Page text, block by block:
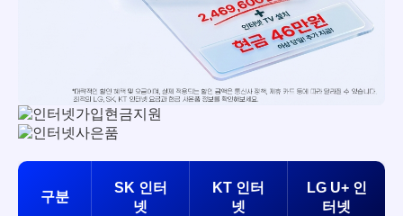
구분
SK 인터
넷
KT 인터
넷
LG U+ 인
터넷